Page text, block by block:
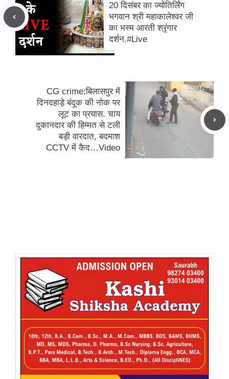
20 दिसंबर का ज्योतिर्लिंग
भगवान श्री महाकालेश्वर जी
का भस्म आरती श्रृंगार
दर्शन.#Live
CG crime:बिलासपुर में
दिनदहाड़े बंदूक की नोक पर
लूट का प्रयास. चाय
दुकानदार की हिम्मत से टली
बड़ी वारदात, बदमाश
CCTV में कैद…Video